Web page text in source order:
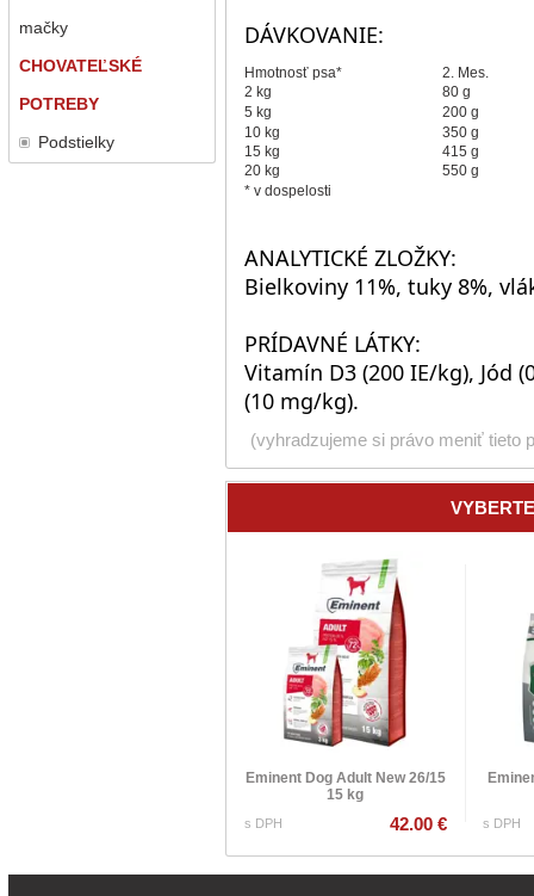
mačky
CHOVATEĽSKÉ
POTREBY
Podstielky
DÁVKOVANIE:
Hmotnosť psa*
2. Mes.
2 kg
80 g
5 kg
200 g
10 kg
350 g
15 kg
415 g
20 kg
550 g
* v dospelosti
ANALYTICKÉ ZLOŽKY:
Bielkoviny 11%, tuky 8%,
PRÍDAVNÉ LÁTKY:
Vitamín D3 (200 IE/kg), Jód
(10 mg/kg).
(vyhradzujeme si právo meniť tieto
Eminent Dog Adult New 26/15
15 kg
s DPH 42.00 € s DPH